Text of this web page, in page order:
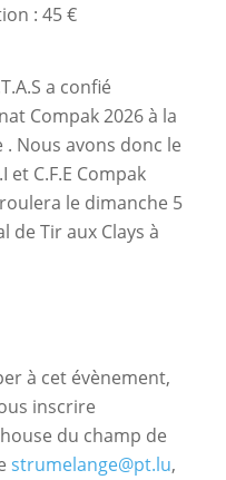
: 45 €
a confié
Compak 2026 à la
. Nous avons donc le
et C.F.E Compak
le dimanche 5
de Tir aux Clays à
à cet évènement,
inscrire
du champ de
strumelange@pt.lu,